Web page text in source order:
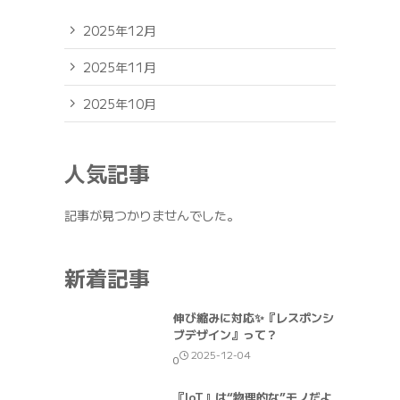
2025年12月
2025年11月
2025年10月
人気記事
記事が見つかりませんでした。
新着記事
伸び縮みに対応✨『レスポンシ
ブデザイン』って？
0 2025-12-04
『IoT』は“物理的な”モノだよ